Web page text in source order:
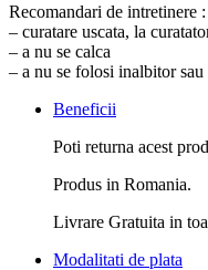
Recomandari de intretinere :
– curatare uscata, la
– a nu se calca
– a nu se folosi inalbitor sau
Beneficii
Poti returna acest
Produs in Romania.
Livrare Gratuita in
Modalitati de plata